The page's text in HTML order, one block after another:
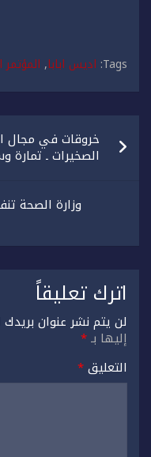
Tags: اديس ابابا,
تصفّح
المقالاتخروقات في مجال
الصخيرات ـ تمارة
وزارة الصحة
اترك تعليقاً
لن يتم نشر عنوان بريدك
إليها بـ*
التعليق*